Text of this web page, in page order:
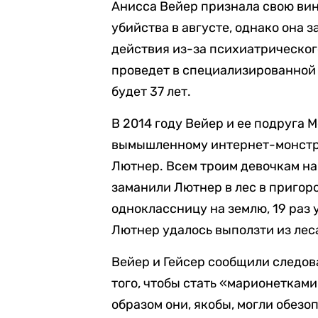
Анисса Вейер признала свою
убийства в августе, однако она
действия из-за
проведет в
будет 37 лет.
В 2014 году Вейер и ее подруга
вымышленному интернет-
Лютнер. Всем троим девочкам
заманили Лютнер в лес в
одноклассницу на землю, 19
Лютнер удалось выползти из
Вейер и Гейсер сообщили
того, чтобы стать
образом они, якобы, могли